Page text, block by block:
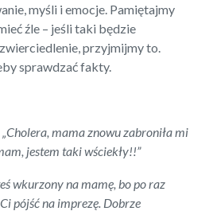
myśli i emocje. Pamiętajmy
źle – jeśli taki będzie
przyjmijmy to.
sprawdzać fakty.
„Cholera, mama znowu zabroniła mi
jestem taki wściekły!!”
wkurzony na mamę, bo po raz
pójść na imprezę. Dobrze